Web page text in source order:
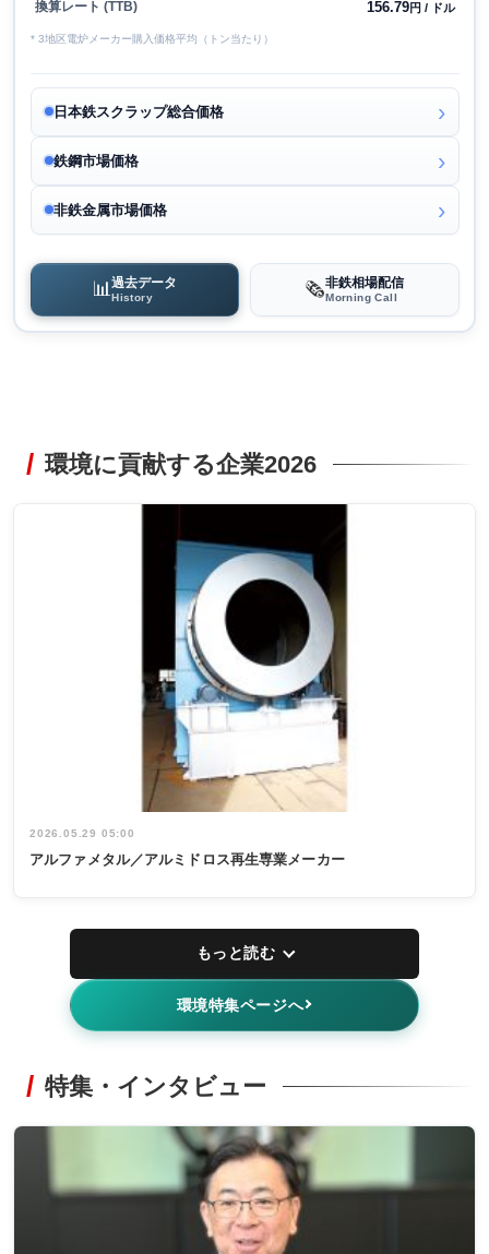
換算レート (TTB) 156.79円 / ドル
* 3地区電炉メーカー購入価格平均（トン当たり）
日本鉄スクラップ総合価格
鉄鋼市場価格
非鉄金属市場価格
📊過去データ
History 🗞️非鉄相場配信
Morning Call
環境に貢献する企業2026
2026.05.29 05:00
アルファメタル／アルミドロス再生専業メーカー
もっと読む
環境特集ページへ
特集・インタビュー